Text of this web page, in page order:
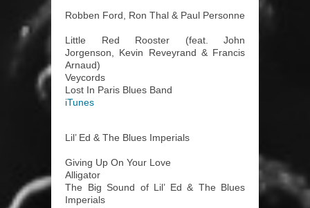
Robben Ford, Ron Thal & Paul Personne
Little Red Rooster (feat. John
Jorgenson, Kevin Reveyrand & Francis
Arnaud)
Veycords
Lost In Paris Blues Band
iTunes
Lil’ Ed & The Blues Imperials
Giving Up On Your Love
Alligator
The Big Sound of Lil’ Ed & The Blues
Imperials